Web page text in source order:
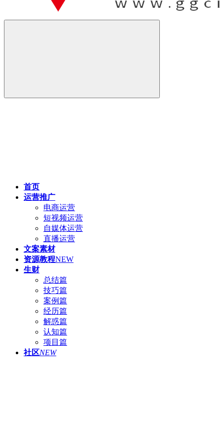
首页
运营推广
电商运营
短视频运营
自媒体运营
直播运营
文案素材
资源教程NEW
生财
总结篇
技巧篇
案例篇
经历篇
解惑篇
认知篇
项目篇
社区NEW